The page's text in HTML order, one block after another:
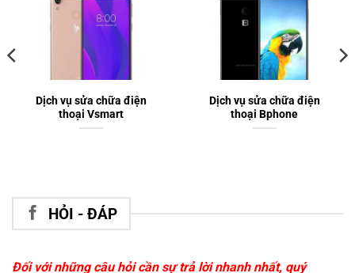
Dịch vụ sửa chữa điện
thoại Vsmart
Dịch vụ sửa chữa điện
thoại Bphone
HỎI - ĐÁP
Đối với những câu hỏi cần sự trả lời nhanh nhất, quý